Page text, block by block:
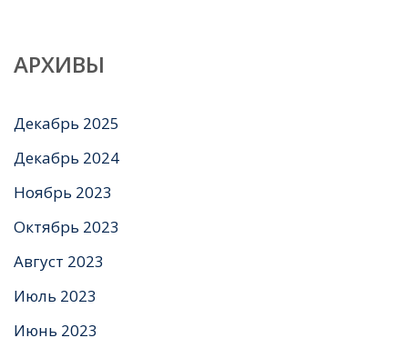
АРХИВЫ
Декабрь 2025
Декабрь 2024
Ноябрь 2023
Октябрь 2023
Август 2023
Июль 2023
Июнь 2023